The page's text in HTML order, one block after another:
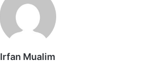
Irfan Mualim